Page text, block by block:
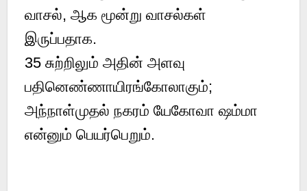
வாசல், ஆக மூன்று வாசல்கள்
இருப்பதாக.
35 சுற்றிலும் அதின் அளவு
பதினெண்ணாயிரங்கோலாகும்;
அந்நாள்முதல் நகரம் யேகோவா ஷம்மா
என்னும் பெயர்பெறும்.